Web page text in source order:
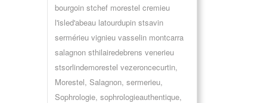
bourgoin stchef morestel cremieu
l'isled'abeau latourdupin stsavin
sermérieu vignieu vasselin montcarra
salagnon sthilairedebrens venerieu
stsorlindemorestel vezeroncecurtin,
Morestel, Salagnon, sermerieu,
Sophrologie, sophrologieauthentique,